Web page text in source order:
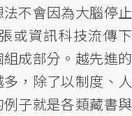
不會因為大腦停止
或資訊科技流傳下
成部分。越先進的
，除了以制度、人
子就是各類藏書與